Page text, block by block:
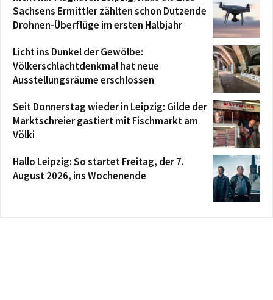
Sachsens Ermittler zählten schon Dutzende
Drohnen-Überflüge im ersten Halbjahr
Licht ins Dunkel der Gewölbe:
Völkerschlachtdenkmal hat neue
Ausstellungsräume erschlossen
Seit Donnerstag wieder in Leipzig: Gilde der
Marktschreier gastiert mit Fischmarkt am
Völki
Hallo Leipzig: So startet Freitag, der 7.
August 2026, ins Wochenende